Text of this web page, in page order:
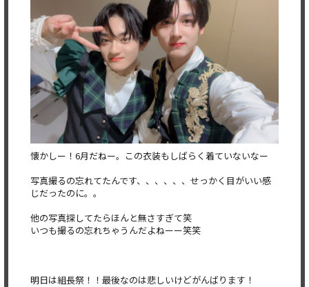
懐かしー！6月だねー。この衣装もしばらく着ていないなー
写真撮るの忘れてたんです、、、、、、せっかく目がいい感
じだったのに。。
他の写真探してたらほんと無さすぎて笑
いつも撮るの忘れちゃうんだよねーー笑笑
明日は組長祭！！最後なのは悲しいけどがんばります！